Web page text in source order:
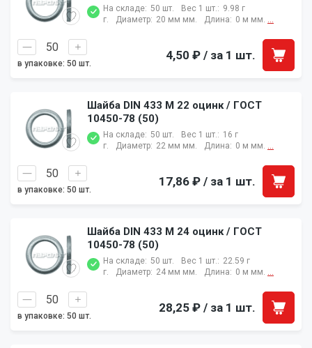
На складе: 50 шт. Вес 1 шт.: 9.98 г
г.
Диаметр: 20 мм мм. Длина: 0 м мм. ...
в упаковке: 50 шт.
4,50 ₽ / за 1 шт.
Шайба DIN 433 M 22 оцинк / ГОСТ
10450-78 (50)
На складе: 50 шт. Вес 1 шт.: 16 г
г.
Диаметр: 22 мм мм. Длина: 0 м мм. ...
в упаковке: 50 шт.
17,86 ₽ / за 1 шт.
Шайба DIN 433 M 24 оцинк / ГОСТ
10450-78 (50)
На складе: 50 шт. Вес 1 шт.: 22.59 г
г.
Диаметр: 24 мм мм. Длина: 0 м мм. ...
в упаковке: 50 шт.
28,25 ₽ / за 1 шт.